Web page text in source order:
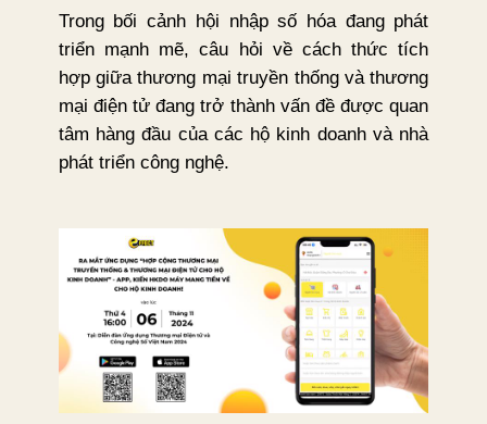
Trong bối cảnh hội nhập số hóa đang phát
triển mạnh mẽ, câu hỏi về cách thức tích
hợp giữa thương mại truyền thống và thương
mại điện tử đang trở thành vấn đề được quan
tâm hàng đầu của các hộ kinh doanh và nhà
phát triển công nghệ.